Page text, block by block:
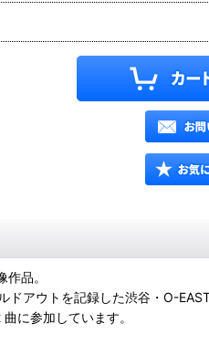
品。
アウトを記録した渋⾕・O-
に参加しています。